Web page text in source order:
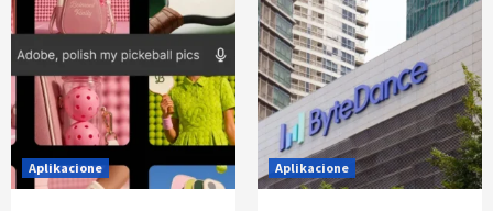
Aplikacione Aplikacione